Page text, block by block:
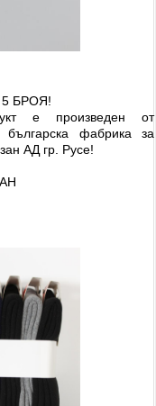
БРОЯ!
е произведен от
българска фабрика за
АД гр. Русе!